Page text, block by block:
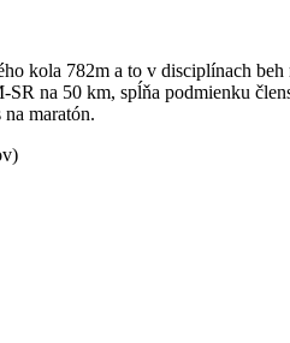
kola 782m a to v disciplínach
na 50 km, spĺňa podmienku
maratón.